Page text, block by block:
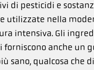
di pesticidi e
utilizzate nella
intensiva. Gli
forniscono anche un
sano, qualcosa che